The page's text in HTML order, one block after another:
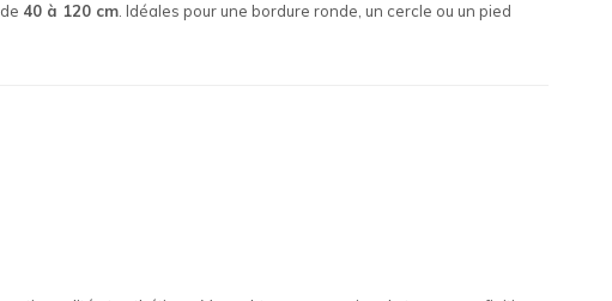
40 à 120 cm . Idéales pour une bordure ronde, un cercle ou un pied